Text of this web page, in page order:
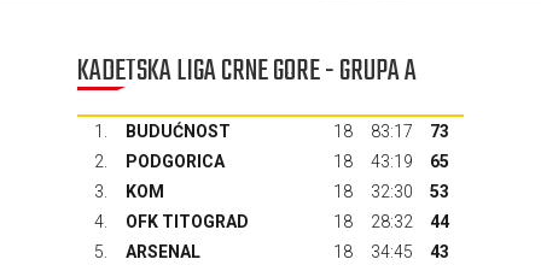
KADETSKA LIGA CRNE GORE - GRUPA A
1. BUDUĆNOST 18 83:17
73
2.
PODGORICA 18 43:19
65
3.
KOM 18 32:30
53
4.
OFK TITOGRAD 18 28:32
44
5.
ARSENAL 18 34:45
43